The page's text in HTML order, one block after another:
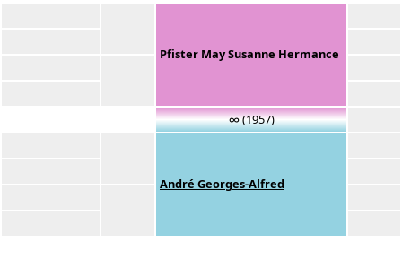
Pfister May Susanne Hermance
∞ (1957)
André Georges-Alfred